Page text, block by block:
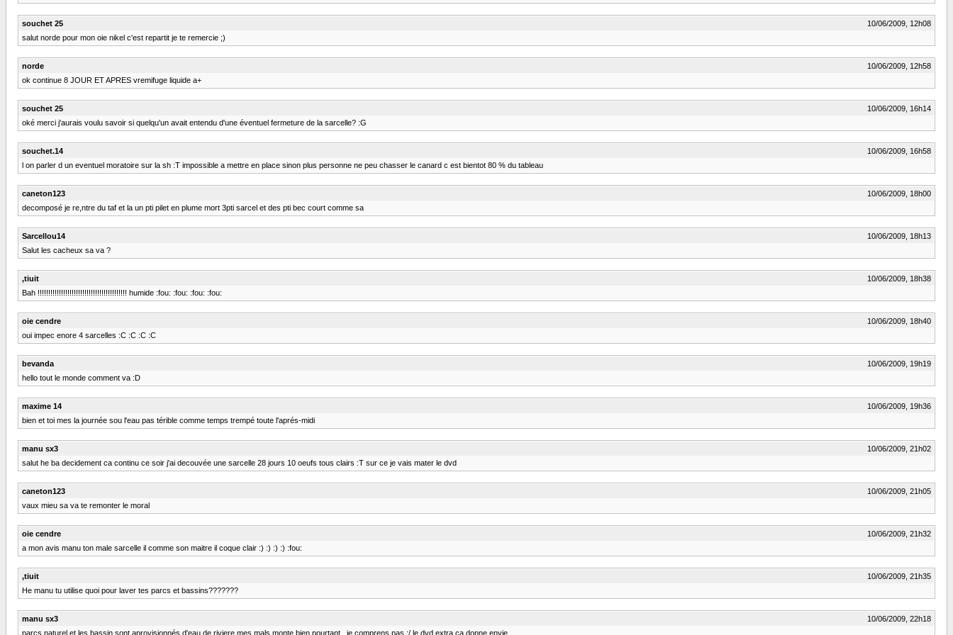
souchet 25
10/06/2009, 12h08
salut norde pour mon oie nikel c'est repartit je te remercie ;)
norde
10/06/2009, 12h58
ok continue 8 JOUR ET APRES vremifuge liquide a+
souchet 25
10/06/2009, 16h14
oké merci j'aurais voulu savoir si quelqu'un avait entendu d'une éventuel fermeture de la sarcelle? :G
souchet.14
10/06/2009, 16h58
l on parler d un eventuel moratoire sur la sh :T impossible a mettre en place sinon plus personne ne peu chasser le canard c est bientot 80 % du tableau
caneton123
10/06/2009, 18h00
decomposé je re,ntre du taf et la un pti pilet en plume mort 3pti sarcel et des pti bec court comme sa
Sarcellou14
10/06/2009, 18h13
Salut les cacheux sa va ?
,tiuit
10/06/2009, 18h38
Bah !!!!!!!!!!!!!!!!!!!!!!!!!!!!!!!!!!!!!!!!!! humide :fou: :fou: :fou: :fou:
oie cendre
10/06/2009, 18h40
oui impec enore 4 sarcelles :C :C :C :C
bevanda
10/06/2009, 19h19
hello tout le monde comment va :D
maxime 14
10/06/2009, 19h36
bien et toi mes la journée sou l'eau pas térible comme temps trempé toute l'aprés-midi
manu sx3
10/06/2009, 21h02
salut he ba decidement ca continu ce soir j'ai decouvée une sarcelle 28 jours 10 oeufs tous clairs :T sur ce je vais mater le dvd
caneton123
10/06/2009, 21h05
vaux mieu sa va te remonter le moral
oie cendre
10/06/2009, 21h32
a mon avis manu ton male sarcelle il comme son maitre il coque clair :) :) :) :) :fou:
,tiuit
10/06/2009, 21h35
He manu tu utilise quoi pour laver tes parcs et bassins???????
manu sx3
10/06/2009, 22h18
parcs naturel et les bassin sont aprovisionnés d'eau de riviere mes mals monte bien pourtant , je comprens pas :/ le dvd extra ca donne envie